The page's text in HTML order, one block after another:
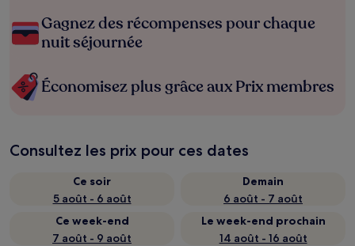
Gagnez des récompenses pour chaque
nuit séjournée
Économisez plus grâce aux Prix membres
Consultez les prix pour ces dates
Ce soir
5 août - 6 août
Demain
6 août - 7 août
Ce week-end
7 août - 9 août
Le week-end prochain
14 août - 16 août